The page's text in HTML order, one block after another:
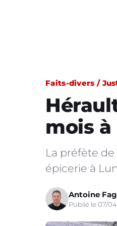
Faits-divers /
mois à
La préfète
épicerie à
Antoine
Publié le 07/